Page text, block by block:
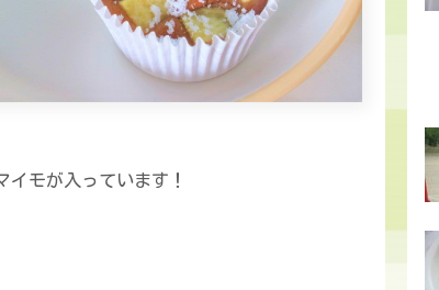
モが入っています！